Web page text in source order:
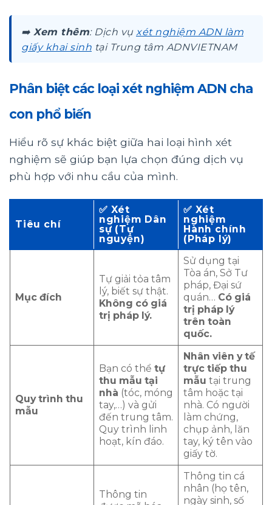
➡️ Xem thêm: Dịch vụ xét nghiệm ADN làm
giấy khai sinh tại Trung tâm ADNVIETNAM
Phân biệt các loại xét nghiệm ADN cha
con phổ biến
Hiểu rõ sự khác biệt giữa hai loại hình xét
nghiệm sẽ giúp bạn lựa chọn đúng dịch vụ
phù hợp với nhu cầu của mình.
Tiêu chí
✅ Xét
nghiệm Dân
sự (Tự
nguyện)
✅ Xét
nghiệm
Hành chính
(Pháp lý)
Mục đích
Tự giải tỏa tâm
lý, biết sự thật.
Không có giá
trị pháp lý.
Sử dụng tại
Tòa án, Sở Tư
pháp, Đại sứ
quán… Có giá
trị pháp lý
trên toàn
quốc.
Quy trình thu
mẫu
Bạn có thể tự
thu mẫu tại
nhà (tóc, móng
tay,…) và gửi
đến trung tâm.
Quy trình linh
hoạt, kín đáo.
Nhân viên y tế
trực tiếp thu
mẫu tại trung
tâm hoặc tại
nhà. Có người
làm chứng,
chụp ảnh, lăn
tay, ký tên vào
giấy tờ.
Thông tin
Thông tin cá
nhân (họ tên,
ngày sinh, số